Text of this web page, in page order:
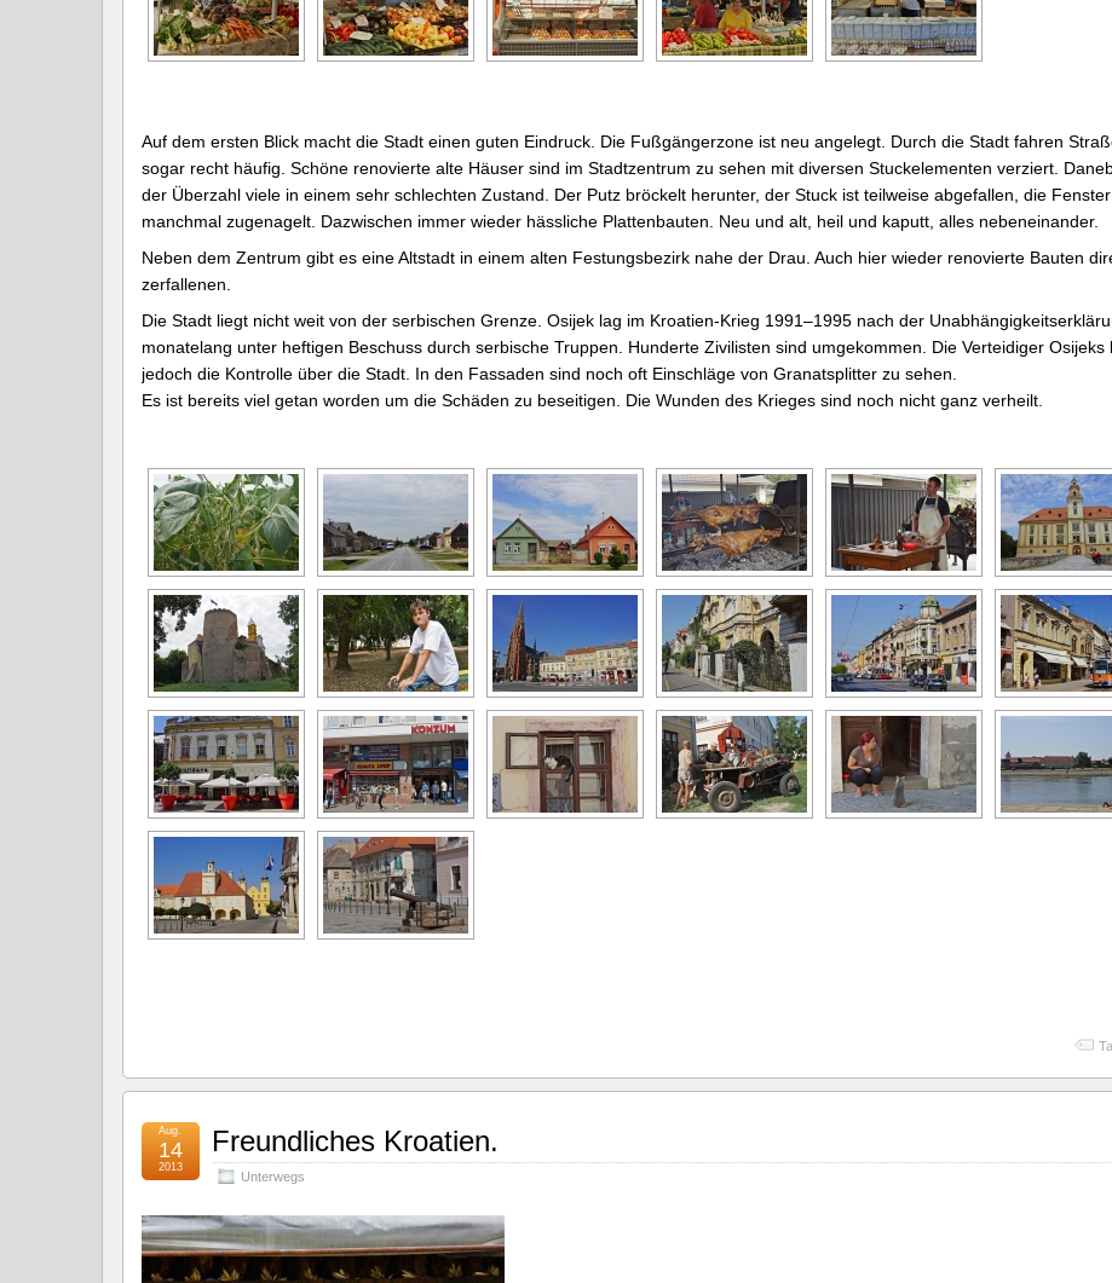
Auf dem ersten Blick macht die Stadt einen guten Eindruck. Die Fußgängerzone ist neu angelegt. Durch die Stadt fahren
sogar recht häufig. Schöne renovierte alte Häuser sind im Stadtzentrum zu sehen mit diversen Stuckelementen verziert.
der Überzahl viele in einem sehr schlechten Zustand. Der Putz bröckelt herunter, der Stuck ist teilweise abgefallen, die
manchmal zugenagelt. Dazwischen immer wieder hässliche Plattenbauten. Neu und alt, heil und kaputt, alles nebeneinander.
Neben dem Zentrum gibt es eine Altstadt in einem alten Festungsbezirk nahe der Drau. Auch hier wieder renovierte Bauten
zerfallenen.
Die Stadt liegt nicht weit von der serbischen Grenze. Osijek lag im Kroatien-Krieg 1991–1995 nach der
monatelang unter heftigen Beschuss durch serbische Truppen. Hunderte Zivilisten sind umgekommen. Die Verteidiger Osijeks
jedoch die Kontrolle über die Stadt. In den Fassaden sind noch oft Einschläge von Granatsplitter zu sehen.
Es ist bereits viel getan worden um die Schäden zu beseitigen. Die Wunden des Krieges sind noch nicht ganz verheilt.
Freundliches Kroatien.
Unterwegs
Aug.
14
2013